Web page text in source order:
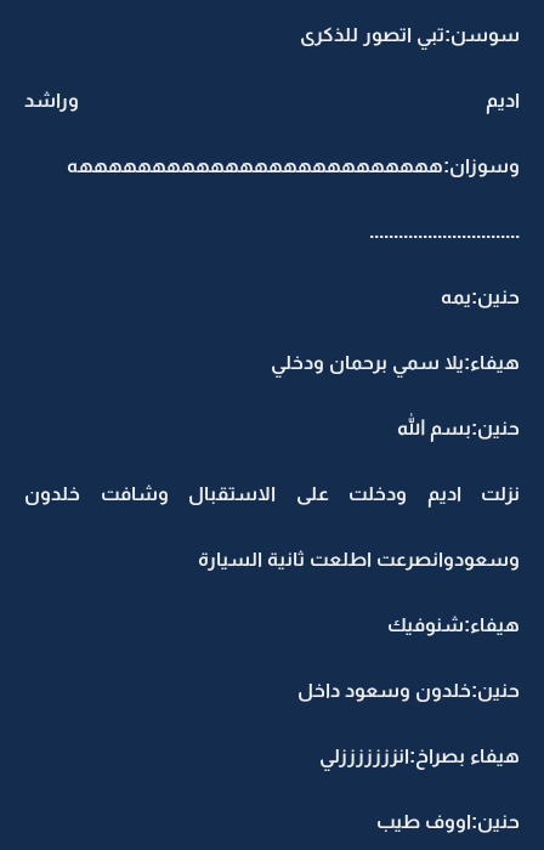
سوسن:تبي اتصور للذكرى
اديم وراشد
وسوزان:هههههههههههههههههههههههههه
...............................
حنين:يمه
هيفاء:يلا سمي برحمان ودخلي
حنين:بسم الله
نزلت اديم ودخلت على الاستقبال وشافت خلدون
وسعودوانصرعت اطلعت ثانية السيارة
هيفاء:شنوفيك
حنين:خلدون وسعود داخل
هيفاء بصراخ:انزززززززلي
حنين:اووف طيب